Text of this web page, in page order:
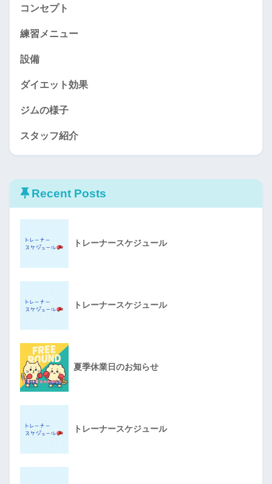
コンセプト
練習メニュー
設備
ダイエット効果
ジムの様子
スタッフ紹介
Recent Posts
トレーナースケジュール
トレーナースケジュール
夏季休業日のお知らせ
トレーナースケジュール